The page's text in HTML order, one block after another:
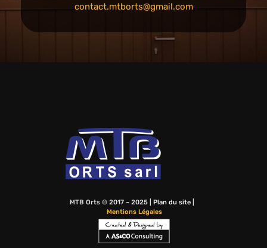
contact.mtborts@gmail.com
MTB Orts © 2017 – 2025 | Plan du site|
Mentions Légales